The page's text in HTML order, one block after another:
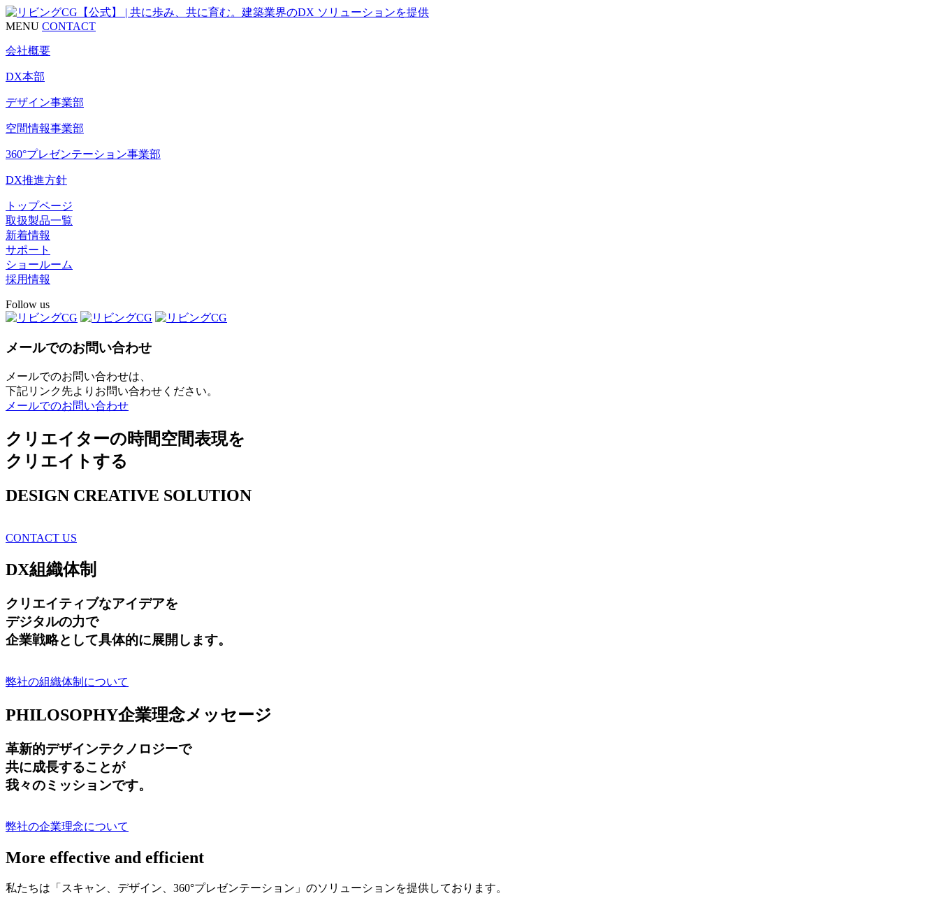
MENU CONTACT
会社概要
DX本部
デザイン事業部
空間情報事業部
360°プレゼンテーション事業部
DX推進方針
トップページ
取扱製品一覧
新着情報
サポート
ショールーム
採用情報
Follow us
メールでのお問い合わせ
メールでのお問い合わせは、
下記リンク先よりお問い合わせください。
メールでのお問い合わせ
クリエイターの時間空間表現を
クリエイトする
DESIGN CREATIVE SOLUTION
CONTACT US
DX組織体制
クリエイティブなアイデアを
デジタルの力で
企業戦略として具体的に展開します。
弊社の組織体制について
PHILOSOPHY企業理念メッセージ
革新的デザインテクノロジーで
共に成長することが
我々のミッションです。
弊社の企業理念について
More effective and efficient
私たちは「スキャン、デザイン、360°プレゼンテーション」のソリューションを提供しております。